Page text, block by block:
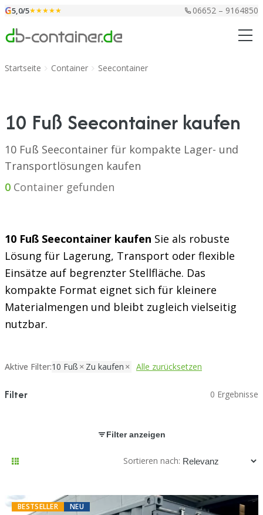
Zum Inhalt springen
G5,0/5★★★★★ 06652 – 9164850
Startseite Container Seecontainer
10 Fuß Seecontainer kaufen
10 Fuß Seecontainer für kompakte Lager- und
Transportlösungen kaufen
0 Container gefunden
10 Fuß Seecontainer kaufen Sie als robuste
Lösung für Lagerung, Transport oder flexible
Einsätze auf begrenzter Stellfläche. Das
kompakte Format eignet sich für kleinere
Materialmengen und bleibt zugleich vielseitig
nutzbar.
Aktive Filter:10 Fuß Zu kaufen Alle zurücksetzen
Filter 0 Ergebnisse
Filter anzeigen
Sortieren nach:
BESTSELLER NEU